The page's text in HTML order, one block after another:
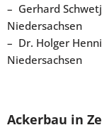
– Gerhard
Niedersachsen
– Dr. Holger
Niedersachsen
Ackerbau in